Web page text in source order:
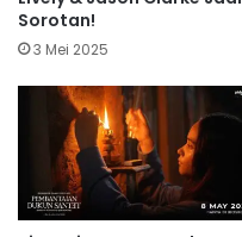
Sorotan!
3 Mei 2025